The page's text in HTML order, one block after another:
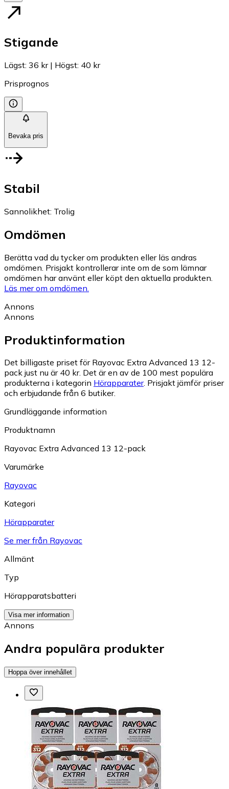
Stigande
Lägst: 36 kr| Högst: 40 kr
Prisprognos
Bevaka pris
Stabil
Sannolikhet: Trolig
Omdömen
Berätta vad du tycker om produkten eller läs andras
omdömen. Prisjakt kontrollerar inte om de som lämnar
omdömen har använt eller köpt den aktuella produkten.
Läs mer om omdömen.
Annons
Annons
Produktinformation
Det billigaste priset för Rayovac Extra Advanced 13 12-
pack just nu är 40 kr. Det är en av de 100 mest populära
produkterna i kategorin Hörapparater. Prisjakt jämför priser
och erbjudande från 6 butiker.
Grundläggande information
Produktnamn
Rayovac Extra Advanced 13 12-pack
Varumärke
Rayovac
Kategori
Hörapparater
Se mer från Rayovac
Allmänt
Typ
Hörapparatsbatteri
Visa mer information
Annons
Andra populära produkter
Hoppa över innehållet